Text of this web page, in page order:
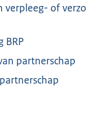
verpleeg- of
BRP
partnerschap